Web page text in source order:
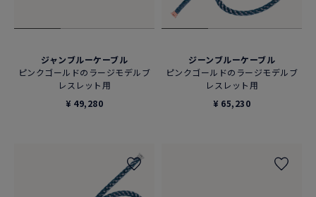
ジャンブルーケーブル
ピンクゴールドのラージモデルブ
レスレット用
¥ 49,280
ジーンブルーケーブル
ピンクゴールドのラージモデルブ
レスレット用
¥ 65,230